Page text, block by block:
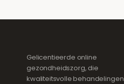
Gelicentieerde online
gezondheidszorg, die
kwaliteitsvolle behandelingen